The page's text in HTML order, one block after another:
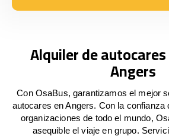
Alquiler de
Angers
Con OsaBus, garantizamos el mejor
autocares en Angers. Con la
organizaciones de todo el mundo,
asequible el viaje en grupo.